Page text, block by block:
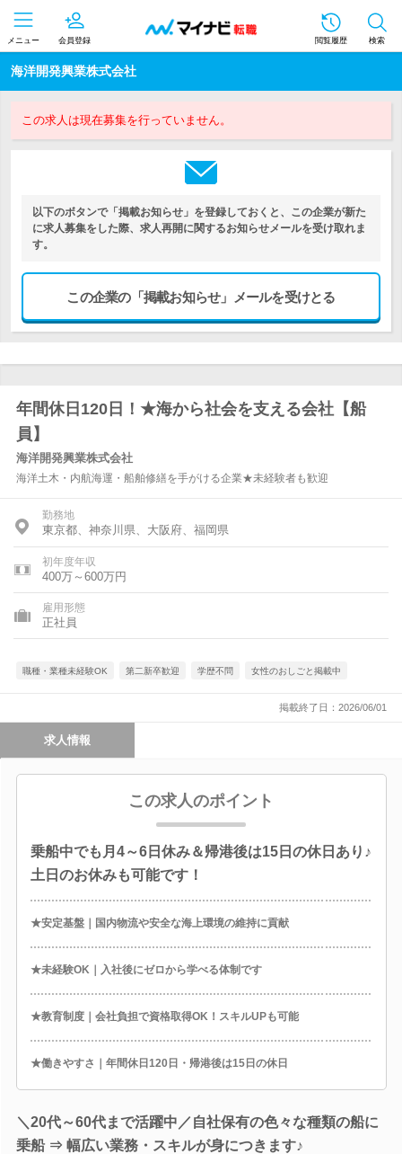
メニュー 会員登録 閲覧履歴 検索
海洋開発興業株式会社
この求人は現在募集を行っていません。
以下のボタンで「掲載お知らせ」を登録しておくと、この企業が新た
に求人募集をした際、求人再開に関するお知らせメールを受け取れま
す。
この企業の「掲載お知らせ」メールを受けとる
年間休日120日！★海から社会を支える会社【船
員】
海洋開発興業株式会社
海洋土木・内航海運・船舶修繕を手がける企業★未経験者も歓迎
勤務地
東京都、神奈川県、大阪府、福岡県
初年度年収
400万～600万円
雇用形態
正社員
職種・業種未経験OK 第二新卒歓迎 学歴不問 女性のおしごと掲載中
掲載終了日：2026/06/01
求人情報
この求人のポイント
乗船中でも月4～6日休み＆帰港後は15日の休日あり♪
土日のお休みも可能です！
★安定基盤｜国内物流や安全な海上環境の維持に貢献
★未経験OK｜入社後にゼロから学べる体制です
★教育制度｜会社負担で資格取得OK！スキルUPも可能
★働きやすさ｜年間休日120日・帰港後は15日の休日
＼20代～60代まで活躍中／自社保有の色々な種類の船に
乗船 ⇒ 幅広い業務・スキルが身につきます♪